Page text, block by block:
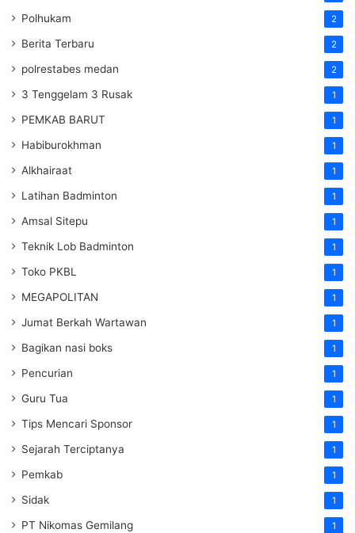
Polhukam 2
Berita Terbaru 2
polrestabes medan 2
3 Tenggelam 3 Rusak 1
PEMKAB BARUT 1
Habiburokhman 1
Alkhairaat 1
Latihan Badminton 1
Amsal Sitepu 1
Teknik Lob Badminton 1
Toko PKBL 1
MEGAPOLITAN 1
Jumat Berkah Wartawan 1
Bagikan nasi boks 1
Pencurian 1
Guru Tua 1
Tips Mencari Sponsor 1
Sejarah Terciptanya 1
Pemkab 1
Sidak 1
PT Nikomas Gemilang 1